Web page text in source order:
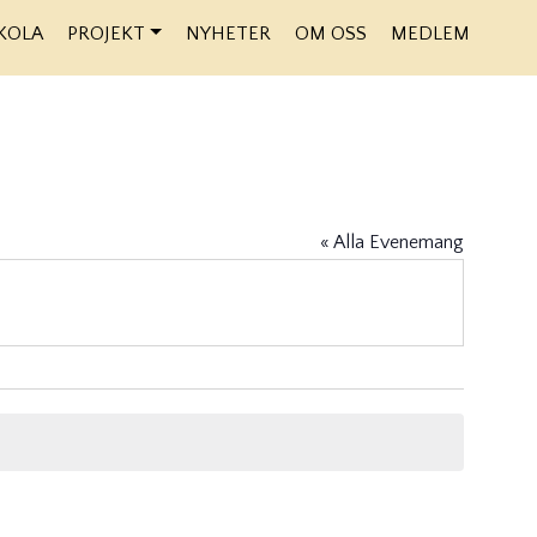
PROJEKT NYHETER OM OSS MEDLEM
« Alla Evenemang